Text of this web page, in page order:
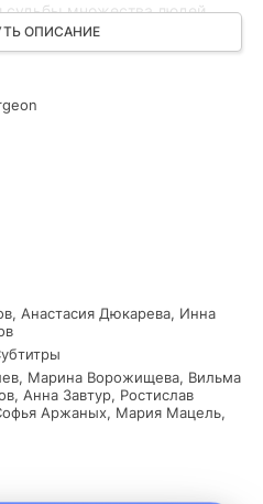
судьбы множества людей.
сокровенные
авторитетных клиентов,
сложные решения, ставя под
Каждый шаг на пути
опасностями и интригами,
его
осознавать, что за
значительно более
он предполагал. Получится
и сделать
ситуации, когда
ОПИСАНИЕ
Анастасия Дюкарева, Инна
Марина Ворожищева, Вильма
Анна Завтур, Ростислав
Аржаных, Мария Мацель,